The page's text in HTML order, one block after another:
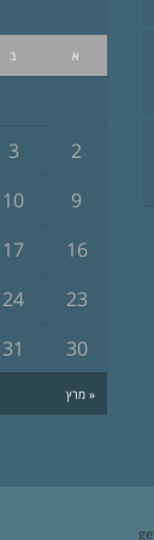
א ב
« מרץ
2
3
9
10
16
17
23
24
30
31